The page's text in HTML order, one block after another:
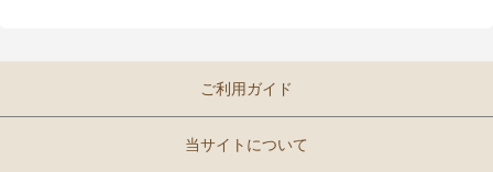
ご利用ガイド
当サイトについて